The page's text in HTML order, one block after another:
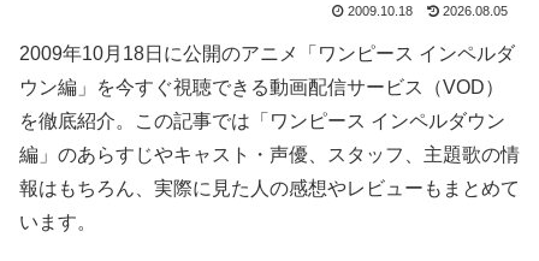
2009.10.18 2026.08.05
2009年10月18日に公開のアニメ「ワンピース インペルダ
ウン編」を今すぐ視聴できる動画配信サービス（VOD）
を徹底紹介。この記事では「ワンピース インペルダウン
編」のあらすじやキャスト・声優、スタッフ、主題歌の情
報はもちろん、実際に見た人の感想やレビューもまとめて
います。